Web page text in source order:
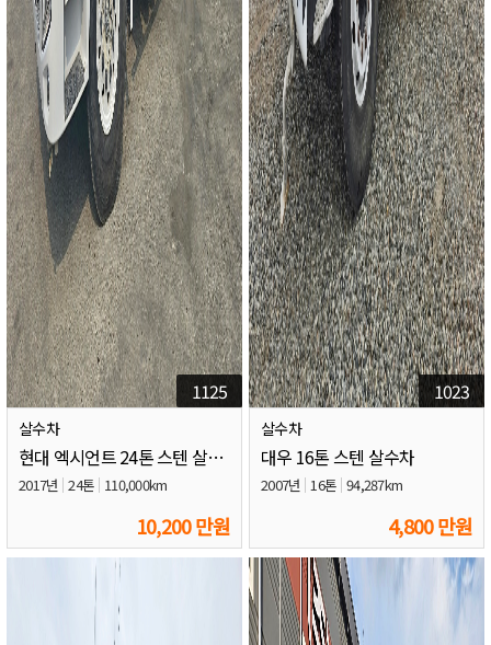
1125
살수차
현대 엑시언트 24톤 스텐 살수차
2017년 24톤 110,000km
10,200 만원
1023
살수차
대우 16톤 스텐 살수차
2007년 16톤 94,287km
4,800 만원